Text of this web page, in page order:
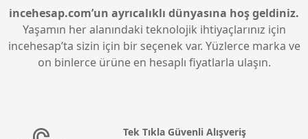
incehesap.com’un ayrıcalıklı dünyasına hoş geldiniz.
Yaşamın her alanındaki teknolojik ihtiyaçlarınız için
incehesap’ta sizin için bir seçenek var. Yüzlerce marka ve
on binlerce ürüne en hesaplı fiyatlarla ulaşın.
Tek Tıkla Güvenli Alışveriş